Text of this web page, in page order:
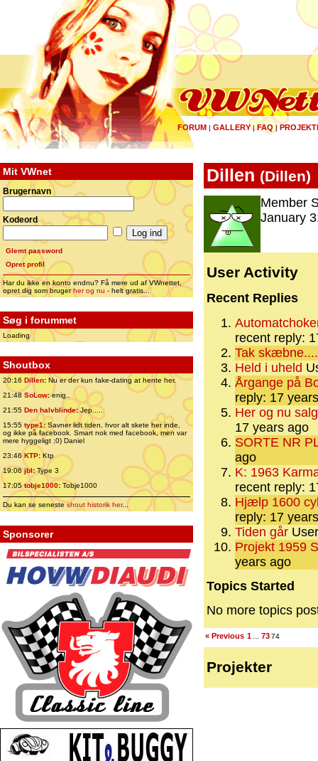
FORUM | GALLERY|FAQ |
Mit VWnet
Brugernavn
Kodeord
Glemt password
Opret profil
Har du ikke en konto endnu? Få mere ud af VWnettet,
opret dig som brugerher og nu - helt gratis...
Søg i forummet
Loading
Shoutbox
20:16 Dillen: Nu er der kun fake-dating at hente her.
21:48 SoLow:enig..
21:55 Den halvblinde:Jep.....
15:55 type1:Savner lidt tiden, hvor alt skete her inde,
og ikke på facebook. Smart nok med facebook, men var
mere hyggeligt ;0) Daniel
23:46 KTP:Ktp
19:06jbl:Type 3
17:05tobje1000: Tobje1000
Du kan se senesteshout historik her...
Sponsorer
Dillen (Dillen)
Member
January
User Activity
Recent Replies
recent reply:
Tak
Held i uheld
Årgange på
reply: 17
Her og nu
17 years ago
SORTE NR
ago
K: 1963
recent reply:
Hjælp 1600
reply: 17
Tiden går
Projekt 1959
years ago
Topics Started
No more topics
« Previous 1 7374
Projekter